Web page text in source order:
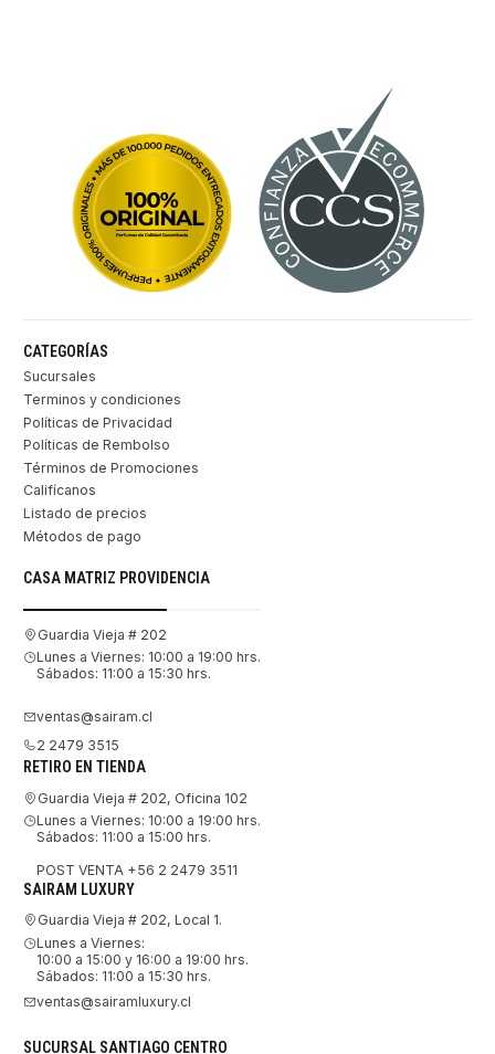
CATEGORÍAS
Sucursales
Terminos y condiciones
Políticas de Privacidad
Políticas de Rembolso
Términos de Promociones
Califícanos
Listado de precios
Métodos de pago
CASA MATRIZ PROVIDENCIA
Guardia Vieja # 202
Lunes a Viernes: 10:00 a 19:00 hrs.
Sábados: 11:00 a 15:30 hrs.
ventas@sairam.cl
2 2479 3515
RETIRO EN TIENDA
Guardia Vieja # 202, Oficina 102
Lunes a Viernes: 10:00 a 19:00 hrs.
Sábados: 11:00 a 15:00 hrs.
POST VENTA +56 2 2479 3511
SAIRAM LUXURY
Guardia Vieja # 202, Local 1.
Lunes a Viernes:
10:00 a 15:00 y 16:00 a 19:00 hrs.
Sábados: 11:00 a 15:30 hrs.
ventas@sairamluxury.cl
SUCURSAL SANTIAGO CENTRO